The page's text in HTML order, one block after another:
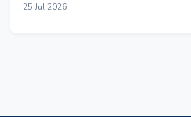
25 Jul 2026